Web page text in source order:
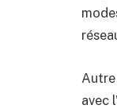
avec